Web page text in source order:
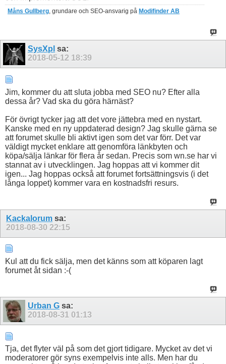
Måns Gullberg, grundare och SEO-ansvarig på Modifinder AB
SysXpl sa:
2018-05-12 18:39
Jim, kommer du att sluta jobba med SEO nu? Efter alla
dessa år? Vad ska du göra härnäst?
För övrigt tycker jag att det vore jättebra med en nystart.
Kanske med en ny uppdaterad design? Jag skulle gärna se
att forumet skulle bli aktivt igen som det var förr. Det var
väldigt mycket enklare att genomföra länkbyten och
köpa/sälja länkar för flera år sedan. Precis som wn.se har vi
stannat av i utvecklingen. Jag hoppas att vi kommer dit
igen... Jag hoppas också att forumet fortsättningsvis (i det
långa loppet) kommer vara en kostnadsfri resurs.
Kackalorum sa:
2018-08-30 22:15
Kul att du fick sälja, men det känns som att köparen lagt
forumet åt sidan :-(
Urban G sa:
2018-08-31 01:13
Tja, det flyter väl på som det gjort tidigare. Mycket av det vi
moderatorer gör syns exempelvis inte alls. Men har du